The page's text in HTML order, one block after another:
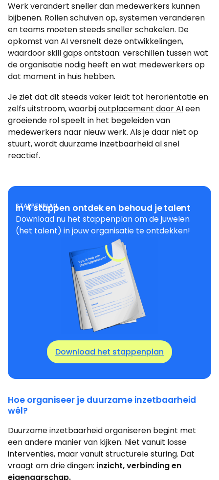
Werk verandert sneller dan medewerkers kunnen
bijbenen. Rollen schuiven op, systemen veranderen
en teams moeten steeds sneller schakelen. De
opkomst van AI versnelt deze ontwikkelingen,
waardoor skill gaps ontstaan: verschillen tussen wat
de organisatie nodig heeft en wat medewerkers op
dat moment in huis hebben.
Je ziet dat dit steeds vaker leidt tot heroriëntatie en
zelfs uitstroom, waarbijoutplacement door AIeen
groeiende rol speelt in het begeleiden van
medewerkers naar nieuw werk. Als je daar niet op
stuurt, wordt duurzame inzetbaarheid al snel
reactief.
STAPPENPLAN
In 4 stappen ontdek en behoud je talent
Download nu het stappenplan om de juwelen
(het talent) in jouw organisatie te ontdekken!
Download het stappenplan
Hoe organiseer je duurzame inzetbaarheid
wél?
Duurzame inzetbaarheid organiseren begint met
een andere manier van kijken. Niet vanuit losse
interventies, maar vanuit structurele sturing. Dat
vraagt om drie dingen: inzicht, verbinding en
eigenaarschap.